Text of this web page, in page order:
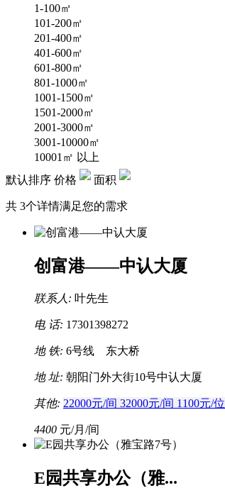
1-100㎡
101-200㎡
201-400㎡
401-600㎡
601-800㎡
801-1000㎡
1001-1500㎡
1501-2000㎡
2001-3000㎡
3001-10000㎡
10001㎡ 以上
默认排序 价格 面积
共 3个详情满足您的需求
创富港——中认大厦
联系人: 叶先生
电 话: 17301398272
地 铁: 6号线 东大桥
地 址: 朝阳门外大街10号中认大厦
其他: 22000元/间 32000元/间 1100元/位
4400 元/月/间
E园共享办公（雅...